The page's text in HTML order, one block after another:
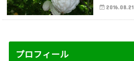
2016.08.21
プロフィール